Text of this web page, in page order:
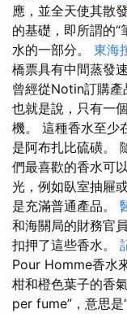
應，並全天使其散
的基礎，即所謂的“
水的一部分。 東海
橋票具有中間蒸發
曾經從Notin訂購產
也就是說，只有一
機。 這種香水至少
是阿布扎比硫磺。
們最喜歡的香水可
光，例如臥室抽屜
是充滿普通產品。
和海關局的財務官
扣押了這些香水。
Pour Homme香水
柑和橙色葉子的香
per fume”，意思